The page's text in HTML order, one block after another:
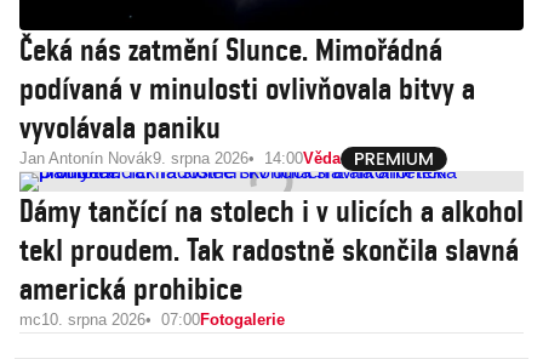
Čeká nás zatmění Slunce. Mimořádná
podívaná v minulosti ovlivňovala bitvy a
vyvolávala paniku
Jan Antonín Novák9. srpna 2026 14:00Věda
Dámy tančící na stolech i v ulicích a alkohol
tekl proudem. Tak radostně skončila slavná
americká prohibice
mc10. srpna 2026 07:00Fotogalerie